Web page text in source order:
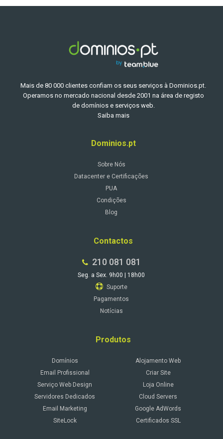
Mais de 80 000 clientes confiam os seus serviços à Dominios.pt.
Operamos no mercado nacional desde 2001 na área de registo
de domínios e serviços web.
Saiba mais
Dominios.pt
Sobre Nós
Datacenter e Certificações
PUA
Condições
Blog
Contactos
210 081 081
Seg. a Sex. 9h00 | 18h00
Suporte
Pagamentos
Notícias
Produtos
Domínios
Alojamento Web
Email Profissional
Criar Site
Serviço Web Design
Loja Online
Servidores Dedicados
Cloud Servers
Email Marketing
Google AdWords
SiteLock
Certificados SSL